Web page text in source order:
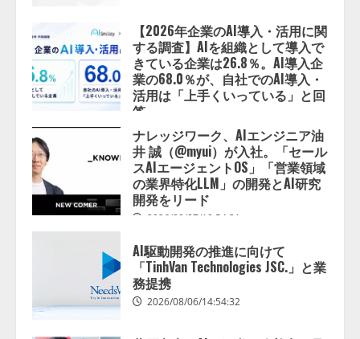
【2026年企業のAI導入・活用に関
する調査】AIを組織として導入で
きている企業は26.8％。AI導入企
業の68.0％が、自社でのAI導入・
活用は「上手くいっている」と回
答
2026/08/07/13:53:50
ナレッジワーク、AIエンジニア油
井 誠（@myui）が入社。「セール
スAIエージェントOS」「営業領域
の業界特化LLM」の開発とAI研究
開発をリード
2026/08/07/10:54:31
AI駆動開発の推進に向けて
「TinhVan Technologies JSC.」と業
務提携
2026/08/06/14:54:32
2
2026/08/07/13:53:50
【2026年企業のAI導入・活用に関
する調査】AIを組織として導入で
きている企業は26.8％。AI導入企
業の68.0％が、自社でのAI導入・
活用は「上手くいっている」と回
答
2026/08/07/13:53:50
4
ナレッジワーク、AIエンジニア油
井 誠（@myui）が入社。「セール
スAIエージェントOS」「営業領域
開発をリード
2026/08/07/10:54:31
AI駆動開発の推進に向けて
「TinhVan Technologies JSC.」と業